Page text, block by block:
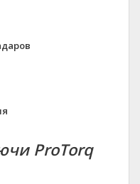
ProTorq